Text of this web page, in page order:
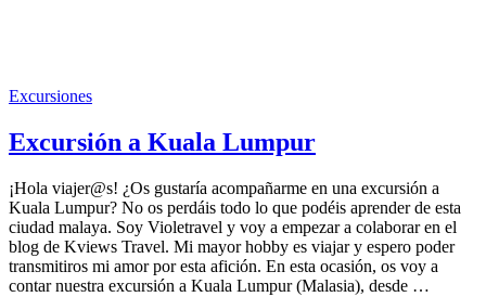
Excursiones
Excursión a Kuala Lumpur
¡Hola viajer@s! ¿Os gustaría acompañarme en una excursión a
Kuala Lumpur? No os perdáis todo lo que podéis aprender de esta
ciudad malaya. Soy Violetravel y voy a empezar a colaborar en el
blog de Kviews Travel. Mi mayor hobby es viajar y espero poder
transmitiros mi amor por esta afición. En esta ocasión, os voy a
contar nuestra excursión a Kuala Lumpur (Malasia), desde …